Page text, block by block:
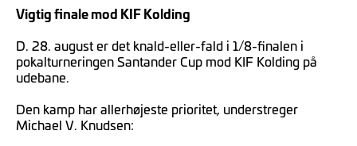
Vigtig finale mod KIF Kolding
D. 28. august er det knald-eller-fald i 1/8-finalen i
pokalturneringen Santander Cup mod KIF Kolding på
udebane.
Den kamp har allerhøjeste prioritet, understreger
Michael V. Knudsen: